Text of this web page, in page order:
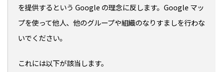
を提供するという Google の理念に反します。Google マッ
プを使って他人、他のグループや組織のなりすましを行わな
いでください。
これには以下が該当します。